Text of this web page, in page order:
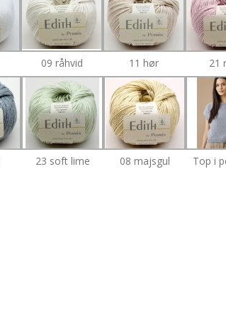
09 råhvid 11 hør 21
23 soft lime 08 majsgul Top i